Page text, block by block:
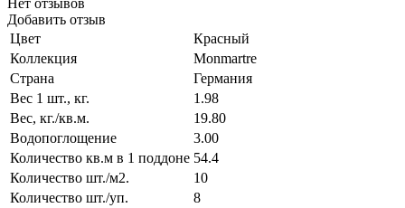
Добавить отзыв
Цвет
Красный
Коллекция
Monmartre
Страна
Германия
Вес 1 шт., кг.
1.98
Вес, кг./кв.м.
19.80
Водопоглощение
3.00
Количество кв.м в 1 поддоне 54.4
Количество шт./м2.
10
Количество шт./уп.
8